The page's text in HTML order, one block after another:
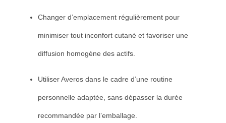
Changer d’emplacement régulièrement pour
minimiser tout inconfort cutané et favoriser une
diffusion homogène des actifs.
Utiliser Averos dans le cadre d’une routine
personnelle adaptée, sans dépasser la durée
recommandée par l’emballage.